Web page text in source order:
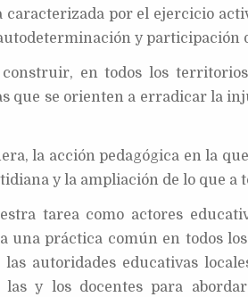
caracterizada por el ejercicio
y participación
en todos los
que se orienten a erradicar la
la acción pedagógica en la
y la ampliación de lo que
tarea como actores
una práctica común en todos
las autoridades educativas
las y los docentes para